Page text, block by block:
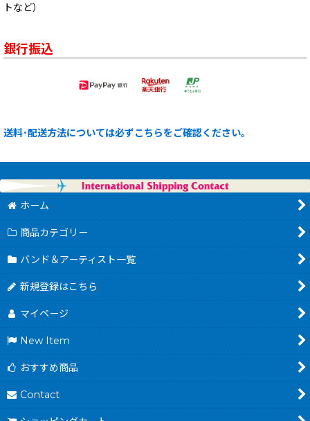
トなど）
銀行振込
送料･配送方法については必ずこちらをご確認ください。
ホーム
商品カテゴリー
バンド＆アーティスト一覧
新規登録はこちら
マイページ
New Item
おすすめ商品
Contact